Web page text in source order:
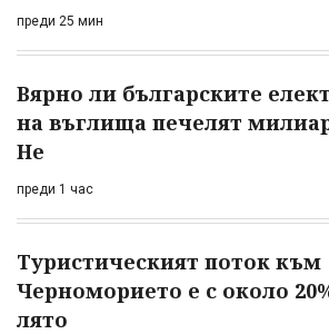
преди 25 мин
Вярно ли българските
на въглища печелят
Не
преди 1 час
Туристическият поток към
Черноморието е с около
лято